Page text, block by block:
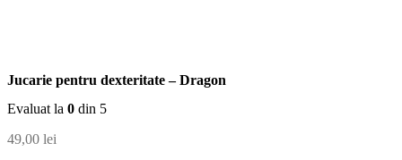
Jucarie pentru dexteritate – Dragon
Evaluat la 0 din 5
49,00 lei